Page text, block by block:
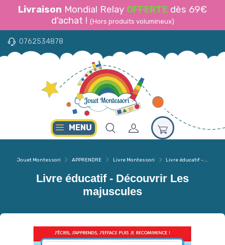
Livraison Mondial Relay OFFERTE dès 69€
d'achat ! (Hors produits volumineux)
0762534878
MENU
Jouet Montessori APPRENDRE Livre Montessori Livre éducatif -...
Livre éducatif - Découvrir Les
majuscules